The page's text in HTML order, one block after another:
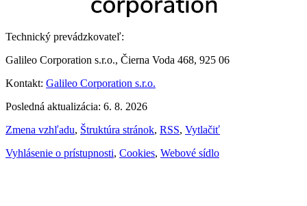
Technický prevádzkovateľ:
Galileo Corporation s.r.o., Čierna Voda 468, 925 06
Kontakt: Galileo Corporation s.r.o.
Posledná aktualizácia: 6. 8. 2026
Zmena vzhľadu, Štruktúra stránok, RSS, Vytlačiť
Vyhlásenie o prístupnosti, Cookies, Webové sídlo